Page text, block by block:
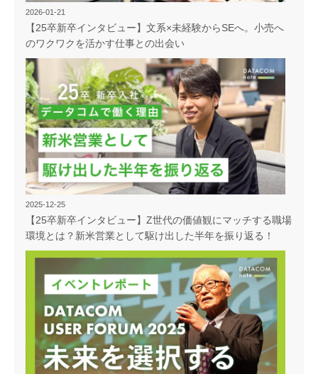
2026-01-21
【25卒新卒インタビュー】文系×未経験からSEへ。小売へ
のワクワクを活かす仕事との出会い
2025-12-25
【25卒新卒インタビュー】Z世代の価値観にマッチする職場
環境とは？新米営業として駆け出した半年を振り返る！